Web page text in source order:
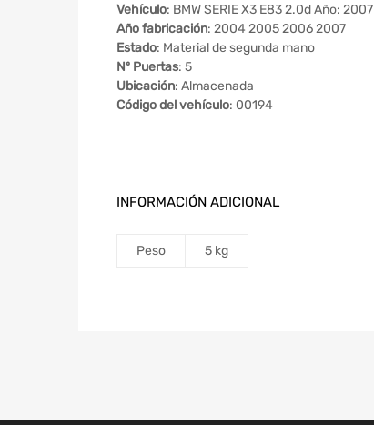
Vehículo: BMW SERIE X3 E83 2.0d Año: 2007
Año fabricación: 2004 2005 2006 2007
Estado: Material de segunda mano
Nº Puertas: 5
Ubicación: Almacenada
Código del vehículo: 00194
INFORMACIÓN ADICIONAL
Peso 5 kg